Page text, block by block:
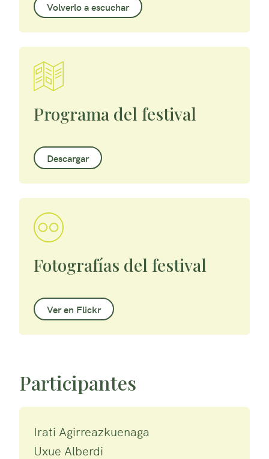
Volverlo a escuchar
Programa del festival
Descargar
Fotografías del festival
Ver en Flickr
Participantes
Irati Agirreazkuenaga
Uxue Alberdi